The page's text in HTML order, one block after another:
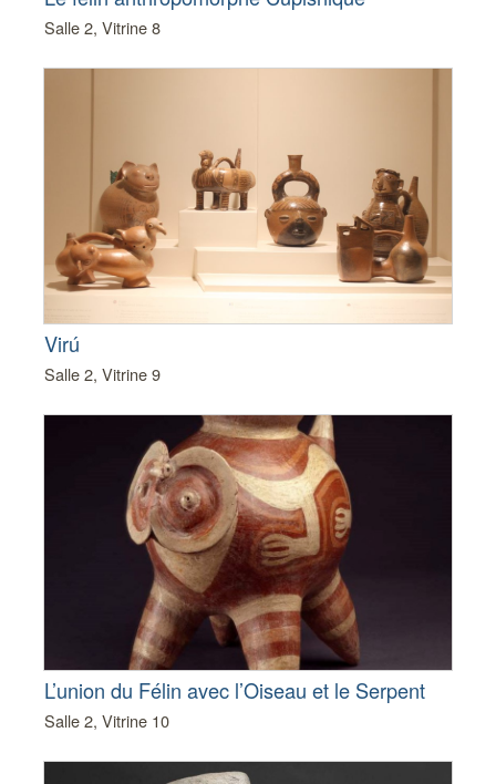
Salle 2, Vitrine 8
Virú
Salle 2, Vitrine 9
L’union du Félin avec l’Oiseau et le Serpent
Salle 2, Vitrine 10